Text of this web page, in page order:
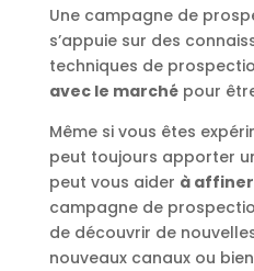
Une campagne de
s’appuie sur des
techniques de
avec le marchépour
Même si vous êtes
peut toujours apporter
peut vous aider à
campagne de
de découvrir de
nouveaux canaux ou